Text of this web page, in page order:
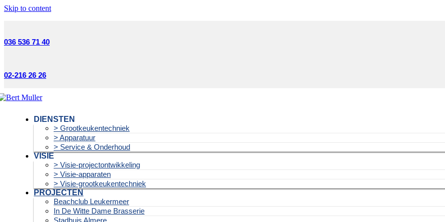
Skip to content
036 536 71 40
02-216 26 26
DIENSTEN
> Grootkeukentechniek
> Apparatuur
> Service & Onderhoud
VISIE
> Visie-projectontwikkeling
> Visie-apparaten
> Visie-grootkeukentechniek
PROJECTEN
Beachclub Leukermeer
In De Witte Dame Brasserie
Stadhuis Almere